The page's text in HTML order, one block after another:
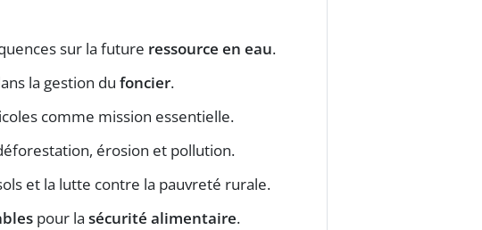
sur la future ressource en eau.
la gestion du foncier.
comme mission essentielle.
érosion et pollution.
et la lutte contre la pauvreté rurale.
pour la sécurité alimentaire.